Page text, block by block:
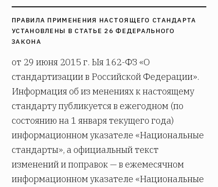
ПРАВИЛА ПРИМЕНЕНИЯ НАСТОЯЩЕГО СТАНДАРТА
УСТАНОВЛЕНЫ В СТАТЬЕ 26 ФЕДЕРАЛЬНОГО
ЗАКОНА
от 29 июня 2015 г. Ыя 162-ФЗ «О
стандартизации в Российской Федерации».
Информация об из­ менениях к настоящему
стандарту публикуется в ежегодном (по
состоянию на 1 января текущего года)
информационном указателе «Национальные
стандарты», а официальный текст
изменений и поправок — в ежемесячном
информационном указателе «Национальные